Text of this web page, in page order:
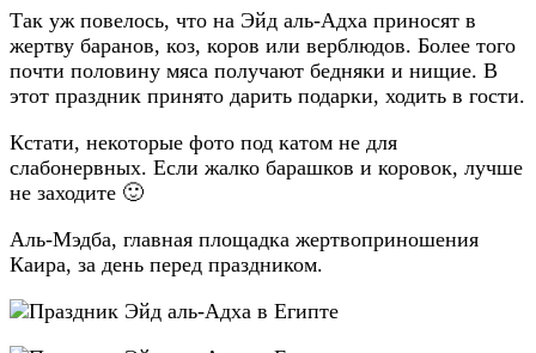
Так уж повелось, что на Эйд аль-Адха приносят в
жертву баранов, коз, коров или верблюдов. Более того
почти половину мяса получают бедняки и нищие. В
этот праздник принято дарить подарки, ходить в гости.
Кстати, некоторые фото под катом не для
слабонервных. Если жалко барашков и коровок, лучше
не заходите 🙂
Аль-Мэдба, главная площадка жертвоприношения
Каира, за день перед праздником.